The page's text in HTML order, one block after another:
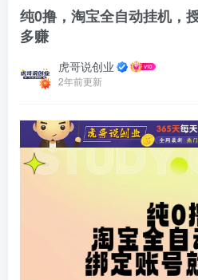
纯0撸，淘宝全自动挂机，
多赚
虎哥说创业
2年前更新